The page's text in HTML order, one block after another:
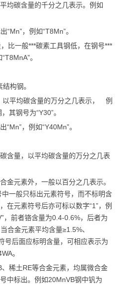
均碳含量的千分之几表示。例如
，例如“T8Mn”。
比一般***碳素工具钢低，在钢号***
。
构钢。
以平均碳含量的万分之几表示， 例
其钢号为“Y30”。
，例如“Y40Mn”。
含量，以平均碳含量的万分之几表
元素外，一般以百分之几表示。
一般只标出元素符号，而不标明含
在元素符号后亦可标以数字“1”，例
，前者铬含量为0.4-0.6%，后者为
合金元素平均含量≥1.5%、
后面应标明含量，可相应表示为
。
稀土RE等合金元素，均属微合金
中标出。例如20MnVB钢中钒为